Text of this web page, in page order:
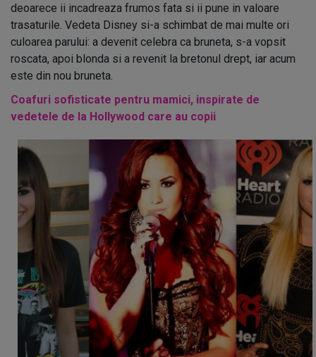
deoarece ii incadreaza frumos fata si ii pune in valoare
trasaturile. Vedeta Disney si-a schimbat de mai multe ori
culoarea parului: a devenit celebra ca bruneta, s-a vopsit
roscata, apoi blonda si a revenit la bretonul drept, iar acum
este din nou bruneta.
Coafuri sofisticate pentru mamici, inspirate de
vedetele de la Hollywood care au copii